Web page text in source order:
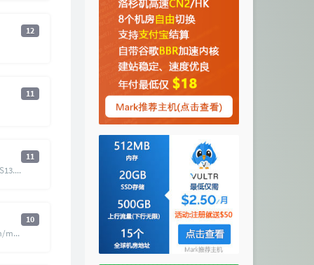
12
11
11
https://www.quchao.net/iOS13.html/comment-page-38#comments
10
https://www.processon.com/mindmap/606826e3637689306d4bba42